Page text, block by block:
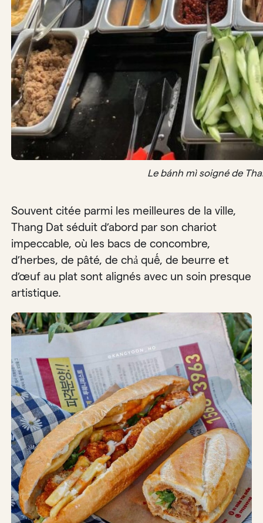
Le bánh mì soigné de
Souvent citée parmi les meilleures de la ville,
Thang Dat séduit d’abord par son chariot
impeccable, où les bacs de concombre,
d’herbes, de pâté, de chả quế, de beurre et
d’œuf au plat sont alignés avec un soin presque
artistique.